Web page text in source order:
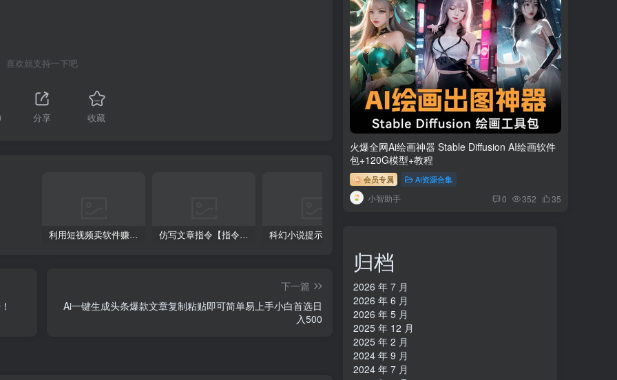
喜欢就支持一下吧
分享 收藏
利用短视频卖软件赚钱，新手小白轻松月入10000+！ 仿写文章指令【指令+教程】
下一篇
Ai一键生成头条爆款文章复制粘贴即可简单易上手小白首选日
入500
火爆全网Ai绘画神器 Stable Diffusion AI绘画软件
包+120G模型+教程
会员专属 AI资源合集
小智助手 0 352 35
归档
2026 年 7 月
2026 年 6 月
2026 年 5 月
2025 年 12 月
2025 年 2 月
2024 年 9 月
2024 年 7 月